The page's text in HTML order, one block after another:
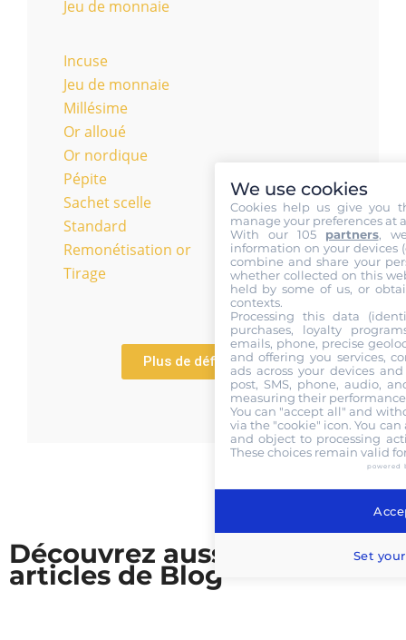
Jeu de monnaie
Incuse
Jeu de monnaie
Millésime
Or alloué
Or nordique
Pépite
Sachet scelle
Standard
Remonétisation or
Tirage
Plus de définitions
Découvrez aussi nos
articles de Blog
We use cookies
Cookies help us give you
manage your preferences at
With our 105 partners,
information on your devices
combine and share your
whether collected on this
held by some of us, or
contexts.
Processing this data
purchases, loyalty
emails, phone, precise
and offering you services,
ads across your devices
post, SMS, phone, audio,
measuring their
You can "accept all" and
via the "cookie" icon. You
and object to processing
These choices remain valid
powered
Set